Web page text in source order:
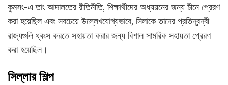
কুমসং-এ তাং আদালতের রীতিনীতি, শিক্ষার্থীদের অধ্যয়নের জন্য চীনে প্রেরণ
করা হয়েছিল এবং সবচেয়ে উল্লেখযোগ্যভাবে, সিলাকে তাদের প্রতিদ্বন্দ্বী
রাজ্যগুলি ধ্বংস করতে সহায়তা করার জন্য বিশাল সামরিক সহায়তা প্রেরণ
করা হয়েছিল।
সিল্লার শিল্প